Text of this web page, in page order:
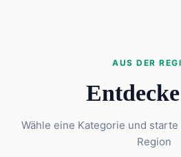
AUS DER
Wähle eine Kategorie und
Region